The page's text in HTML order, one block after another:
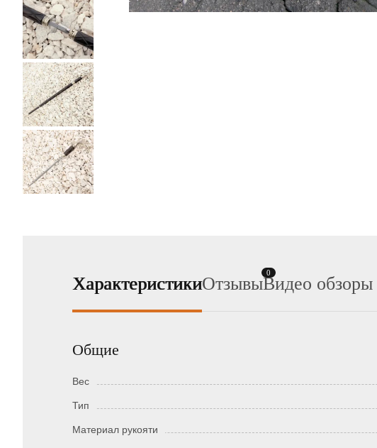
ХарактеристикиОтзывы
0
Видео обзоры
Общие
Вес
Тип
Материал рукояти